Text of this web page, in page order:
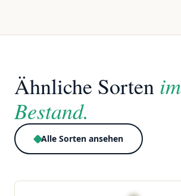
Ähnliche Sorten im
Bestand.
Alle Sorten ansehen